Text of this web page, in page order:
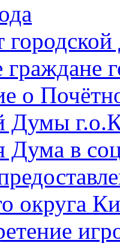
граждане
о
Думы
Дума в
округа